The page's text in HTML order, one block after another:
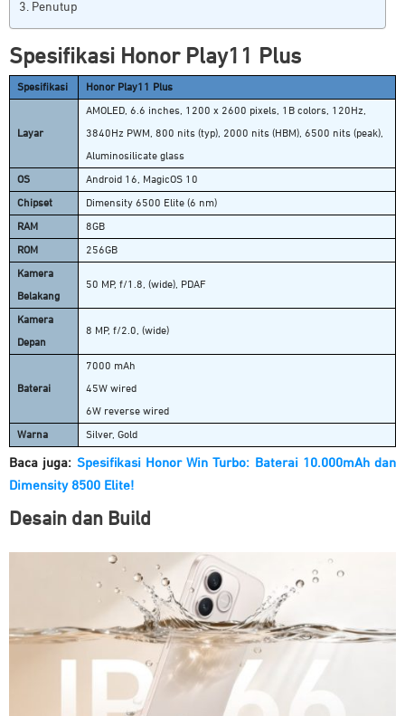
Penutup
Spesifikasi Honor Play11 Plus
Spesifikasi Honor Play11 Plus
Layar
AMOLED, 6.6 inches, 1200 x 2600 pixels, 1B colors, 120Hz,
3840Hz PWM, 800 nits (typ), 2000 nits (HBM), 6500 nits (peak),
Aluminosilicate glass
OS Android 16, MagicOS 10
Chipset Dimensity 6500 Elite (6 nm)
RAM 8GB
ROM 256GB
Kamera
Belakang
50 MP, f/1.8, (wide), PDAF
Kamera
Depan
8 MP, f/2.0, (wide)
Baterai
7000 mAh
45W wired
6W reverse wired
Warna Silver, Gold
Baca juga: Spesifikasi Honor Win Turbo: Baterai 10.000mAh dan
Dimensity 8500 Elite!
Desain dan Build